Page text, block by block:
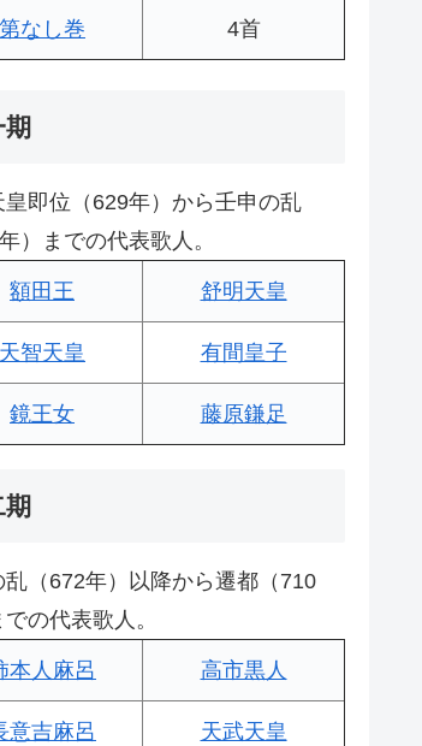
第なし巻 4首
皇即位（629年）から壬申の乱
年）までの代表歌人。
額田王 舒明天皇
天智天皇 有間皇子
鏡王女 藤原鎌足
乱（672年）以降から遷都（710
の代表歌人。
本人麻呂 高市黒人
意吉麻呂 天武天皇